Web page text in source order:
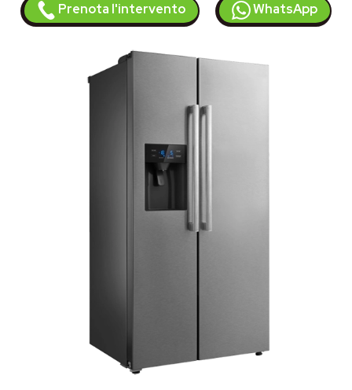
Prenota l'intervento WhatsApp